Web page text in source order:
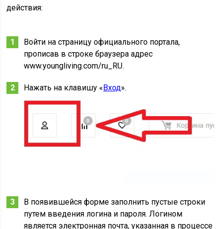
действия:
Войти на страницу официального портала,
прописав в строке браузера адрес
www.youngliving.com/ru_RU.
Нажать на клавишу «Вход».
В появившейся форме заполнить пустые строки
путем введения логина и пароля. Логином
является электронная почта, указанная в процессе